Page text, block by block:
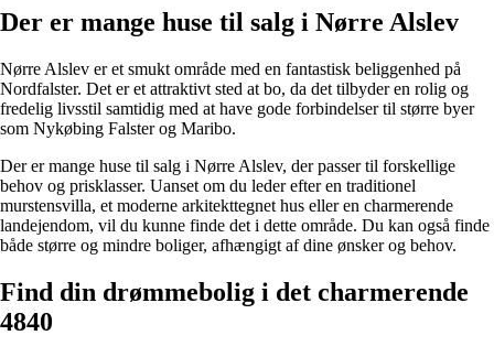
Der er mange huse til salg i Nørre Alslev
Nørre Alslev er et smukt område med en fantastisk beliggenhed på
Nordfalster. Det er et attraktivt sted at bo, da det tilbyder en rolig og
fredelig livsstil samtidig med at have gode forbindelser til større byer
som Nykøbing Falster og Maribo.
Der er mange huse til salg i Nørre Alslev, der passer til forskellige
behov og prisklasser. Uanset om du leder efter en traditionel
murstensvilla, et moderne arkitekttegnet hus eller en charmerende
landejendom, vil du kunne finde det i dette område. Du kan også finde
både større og mindre boliger, afhængigt af dine ønsker og behov.
Find din drømmebolig i det charmerende
4840